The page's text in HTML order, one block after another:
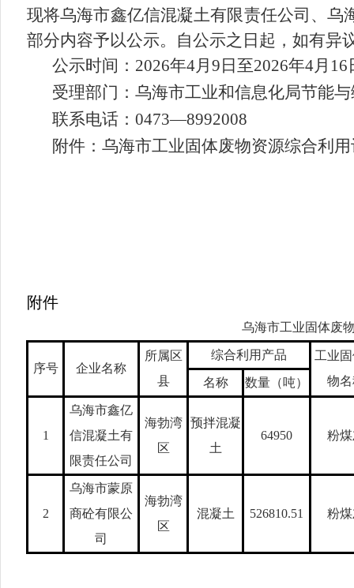
现将乌海市鑫亿信混凝土有限责任公司、乌
部分内容予以公示。自公示之日起，如有异
公示时间：2026年4月 9 日至2026年4月 16
受理部门： 乌海市工业和信息化局节能
联系电话： 0473—8992008
附件： 乌海市工业固体废物资源综合利
附件
乌海市工业固体废
序号 企业名称
所属区
县
综合利用产品
工业
物
名称 数量（吨）
1
乌海市鑫亿
信混凝土有
限责任公司
海勃湾
区
预拌混凝
土
64950 粉
2
乌海市蒙原
商砼有限公
司
海勃湾
区
混凝土 526810.51 粉